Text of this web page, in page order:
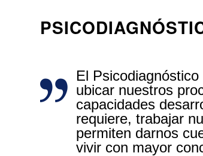
El
ubicar nuestros
capacidades
requiere, trabajar
permiten darnos
vivir con mayor